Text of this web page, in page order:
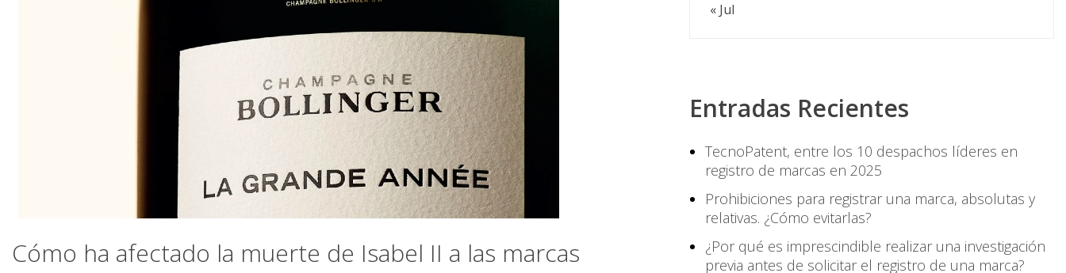
Cómo ha afectado la muerte de Isabel II a las marcas
« Jul
Entradas Recientes
TecnoPatent, entre los 10 despachos líderes en
registro de marcas en 2025
Prohibiciones para registrar una marca, absolutas y
relativas. ¿Cómo evitarlas?
¿Por qué es imprescindible realizar una investigación
previa antes de solicitar el registro de una marca?